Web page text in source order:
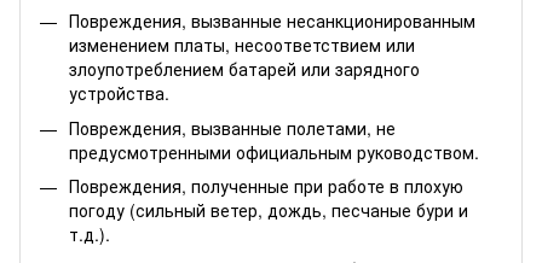
Повреждения, вызванные несанкционированным
изменением платы, несоответствием или
злоупотреблением батарей или зарядного
устройства.
Повреждения, вызванные полетами, не
предусмотренными официальным руководством.
Повреждения, полученные при работе в плохую
погоду (сильный ветер, дождь, песчаные бури и
т.д.).